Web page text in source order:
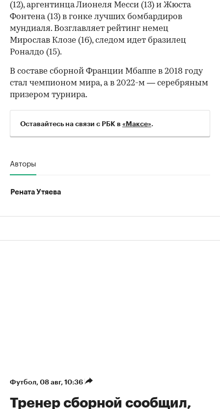
(12), аргентинца Лионеля Месси (13) и Жюста
Фонтена (13) в гонке лучших бомбардиров
мундиаля. Возглавляет рейтинг немец
Мирослав Клозе (16), следом идет бразилец
Роналдо (15).
В составе сборной Франции Мбаппе в 2018 году
стал чемпионом мира, а в 2022-м — серебряным
призером турнира.
Оставайтесь на связи с РБК в «Максе».
Авторы
Рената Утяева
Футбол⁠, 08 авг, 10:36
Тренер сборной сообщил,